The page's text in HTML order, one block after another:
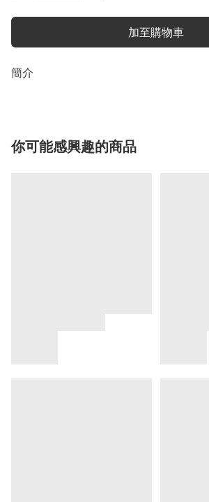
加至購物車
簡介
你可能感興趣的商品